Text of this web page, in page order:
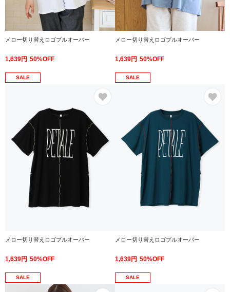
メロー切り替えロゴプルオーバー
1,639円 50%OFF
メロー切り替えロゴプルオーバー
1,639円 50%OFF
SALE
メロー切り替えロゴプルオーバー
1,639円 50%OFF
SALE
メロー切り替えロゴプルオーバー
1,639円 50%OFF
SALE SALE